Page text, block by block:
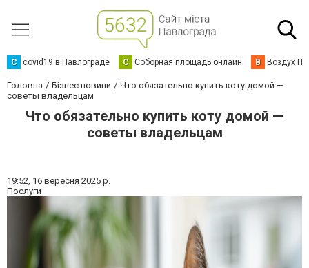
C covid19 в Павлограде С Соборная площадь онлайн В Воздух
Головна Бізнес новини
Что обязательно купить коту домой —
советы владельцам
Что обязательно купить коту домой —
советы владельцам
19:52, 16 вересня 2025 р.
Послуги